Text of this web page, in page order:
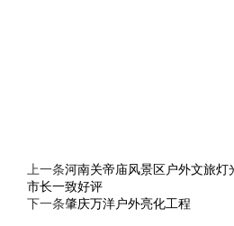
上一条河南关帝庙风景区户外文旅灯
市长一致好评
下一条肇庆万洋户外亮化工程